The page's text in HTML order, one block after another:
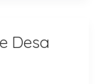
Desa